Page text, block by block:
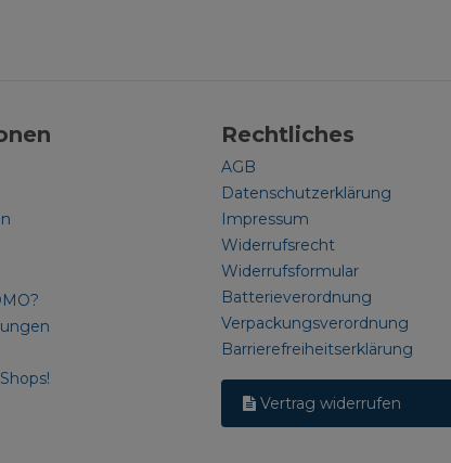
Rechtliches
AGB
Datenschutzerklärung
Impressum
Widerrufsrecht
Widerrufsformular
Batterieverordnung
Verpackungsverordnung
Barrierefreiheitserklärung
Vertrag widerrufen